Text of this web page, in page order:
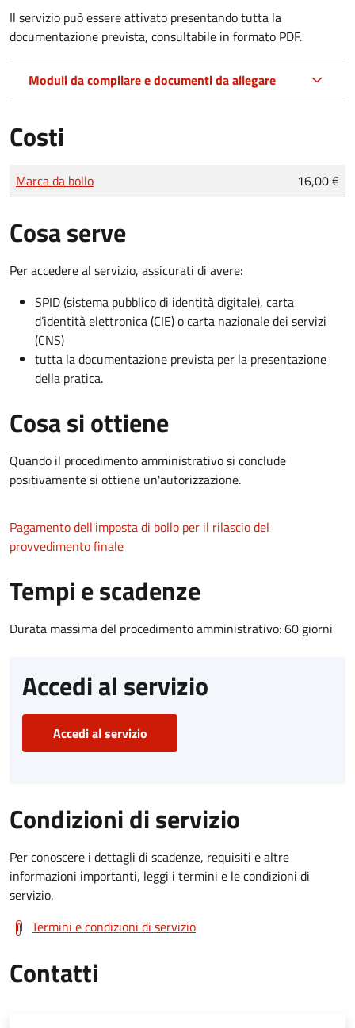
Il servizio può essere attivato presentando tutta la
documentazione prevista, consultabile in formato PDF.
Moduli da compilare e documenti da allegare
Costi
Tipo di pagamento
Importo
Marca da bollo 16,00 €
Cosa serve
Per accedere al servizio, assicurati di avere:
SPID (sistema pubblico di identità digitale), carta
d’identità elettronica (CIE) o carta nazionale dei servizi
(CNS)
tutta la documentazione prevista per la presentazione
della pratica.
Cosa si ottiene
Quando il procedimento amministrativo si conclude
positivamente si ottiene un'autorizzazione.
Pagamento dell'imposta di bollo per il rilascio del
provvedimento finale
Tempi e scadenze
Durata massima del procedimento amministrativo: 60 giorni
Accedi al servizio
Accedi al servizio
Condizioni di servizio
Per conoscere i dettagli di scadenze, requisiti e altre
informazioni importanti, leggi i termini e le condizioni di
servizio.
Termini e condizioni di servizio
Contatti